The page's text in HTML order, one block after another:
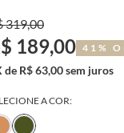
319,00
189,00 41%
de R$ 63,00 sem juros
A COR: